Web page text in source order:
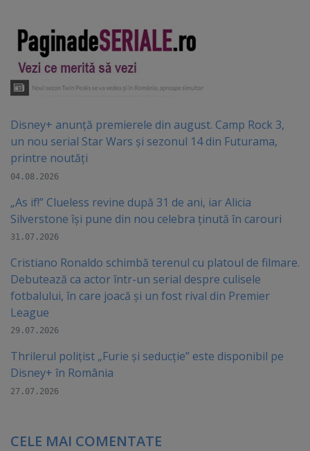
Disney+ anunță premierele din august. Camp Rock 3,
un nou serial Star Wars și sezonul 14 din Futurama,
printre noutăți
04.08.2026
„As if!” Clueless revine după 31 de ani, iar Alicia
Silverstone își pune din nou celebra ținută în carouri
31.07.2026
Cristiano Ronaldo schimbă terenul cu platoul de filmare.
Debutează ca actor într-un serial despre culisele
fotbalului, în care joacă şi un fost rival din Premier
League
29.07.2026
Thrilerul polițist „Furie și seducție” este disponibil pe
Disney+ în România
27.07.2026
CELE MAI COMENTATE